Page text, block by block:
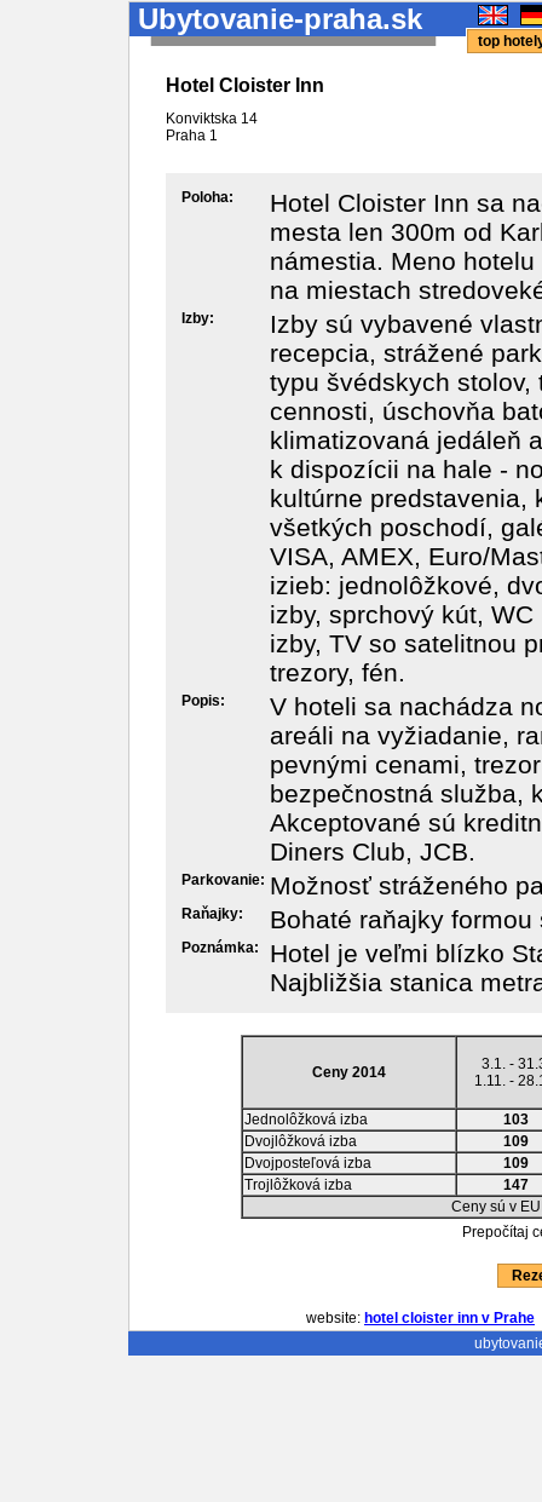
Ubytovanie-praha.sk
top
Hotel Cloister Inn
Konviktska 14
Praha 1
Poloha:
Hotel Cloister Inn sa
mesta len 300m od
námestia. Meno
na miestach
Izby:
Izby sú vybavené
recepcia, strážené
typu švédskych
cennosti, úschovňa
klimatizovaná jedáleň
k dispozícii na hale -
kultúrne predstavenia,
všetkých poschodí,
VISA, AMEX, Euro/
izieb: jednolôžkové,
izby, sprchový kút,
izby, TV so satelitnou
trezory, fén.
Popis:
V hoteli sa nachádza
areáli na vyžiadanie,
pevnými cenami,
bezpečnostná služba,
Akceptované sú
Diners Club, JCB.
Parkovanie: Možnosť stráženého
Raňajky: Bohaté raňajky
Poznámka:
Hotel je veľmi blízko
Najbližšia stanica
Ceny 2014
3.1. -
1.11. -
Jednolôžková izba
103
Dvojlôžková izba
109
Dvojposteľová izba
109
Trojlôžková izba
147
Ceny sú v
Prepočítaj
website: hotel cloister inn v Prahe